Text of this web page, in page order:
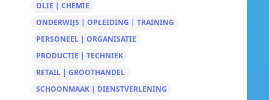
OLIE | CHEMIE
ONDERWIJS | OPLEIDING | TRAINING
PERSONEEL | ORGANISATIE
PRODUCTIE | TECHNIEK
RETAIL | GROOTHANDEL
SCHOONMAAK | DIENSTVERLENING